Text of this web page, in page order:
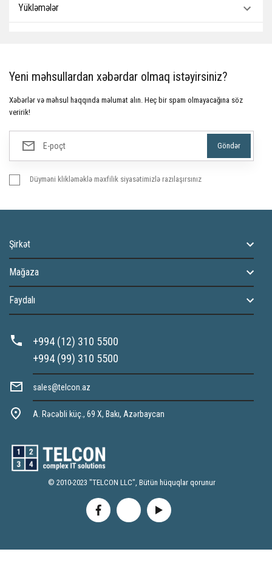
Yükləmələr
Yeni məhsullardan xəbərdar olmaq istəyirsiniz?
Xəbərlər və məhsul haqqında məlumat alın. Heç bir spam olmayacağına söz
veririk!
Düyməni klikləməklə məxfilik siyasətimizlə razılaşırsınız
Şirkət
Mağaza
Faydalı
+994 (12) 310 5500
+994 (99) 310 5500
sales@telcon.az
A. Rəcəbli küç., 69 X, Bakı, Azərbaycan
© 2010-2023 "TELCON LLC", Bütün hüquqlar qorunur